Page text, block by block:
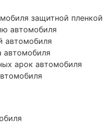
защитной пленкой
автомобиля
автомобиля
автомобиля
арок автомобиля